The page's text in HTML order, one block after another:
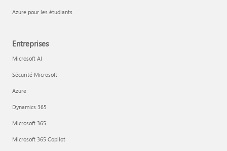
Azure pour les étudiants
Entreprises
Microsoft AI
Sécurité Microsoft
Azure
Dynamics 365
Microsoft 365
Microsoft 365 Copilot